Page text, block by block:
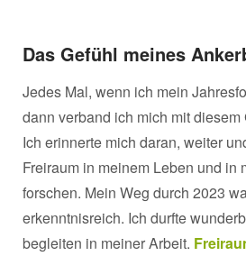
Das Gefühl meines
Jedes Mal, wenn ich mein
dann verband ich mich mit diesem
Ich erinnerte mich daran, weiter
Freiraum in meinem Leben und in
forschen. Mein Weg durch 2023
erkenntnisreich. Ich durfte
begleiten in meiner Arbeit.